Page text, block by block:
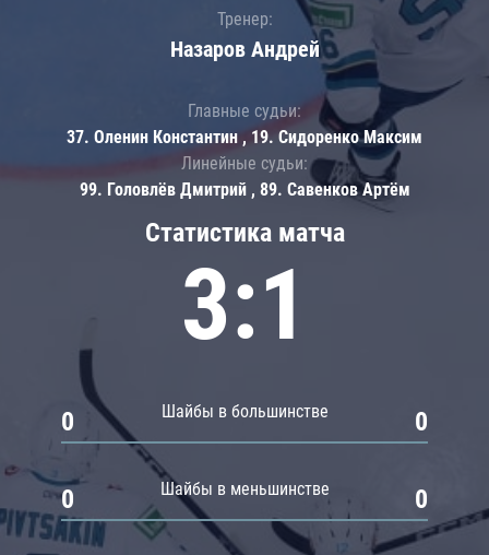
Статистика матча
3:1
Шайбы в большинстве
0 0
Шайбы в меньшинстве
0 0
Тренер:
Назаров Андрей
Главные судьи:
37. Оленин Константин , 19. Сидоренко Максим
Линейные судьи:
99. Головлёв Дмитрий , 89. Савенков Артём